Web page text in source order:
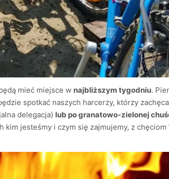
mieć miejsce w najbliższym tygodniu.
spotkać naszych harcerzy, którzy
delegacja) lub po granatowo-zielonej
jesteśmy i czym się zajmujemy, z chęciom